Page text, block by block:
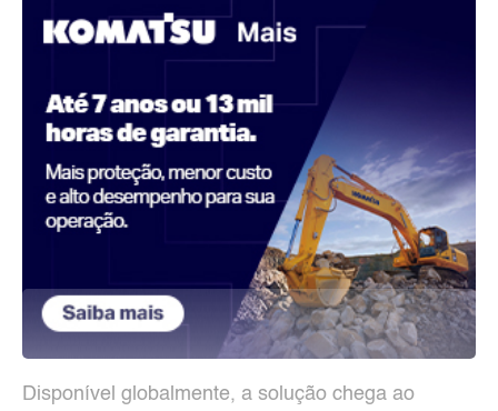
Disponível globalmente, a solução chega ao